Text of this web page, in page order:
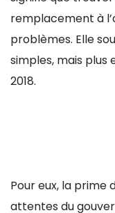
remplacement à
problèmes. Elle
simples, mais
2018.
Pour eux, la prime
attentes du